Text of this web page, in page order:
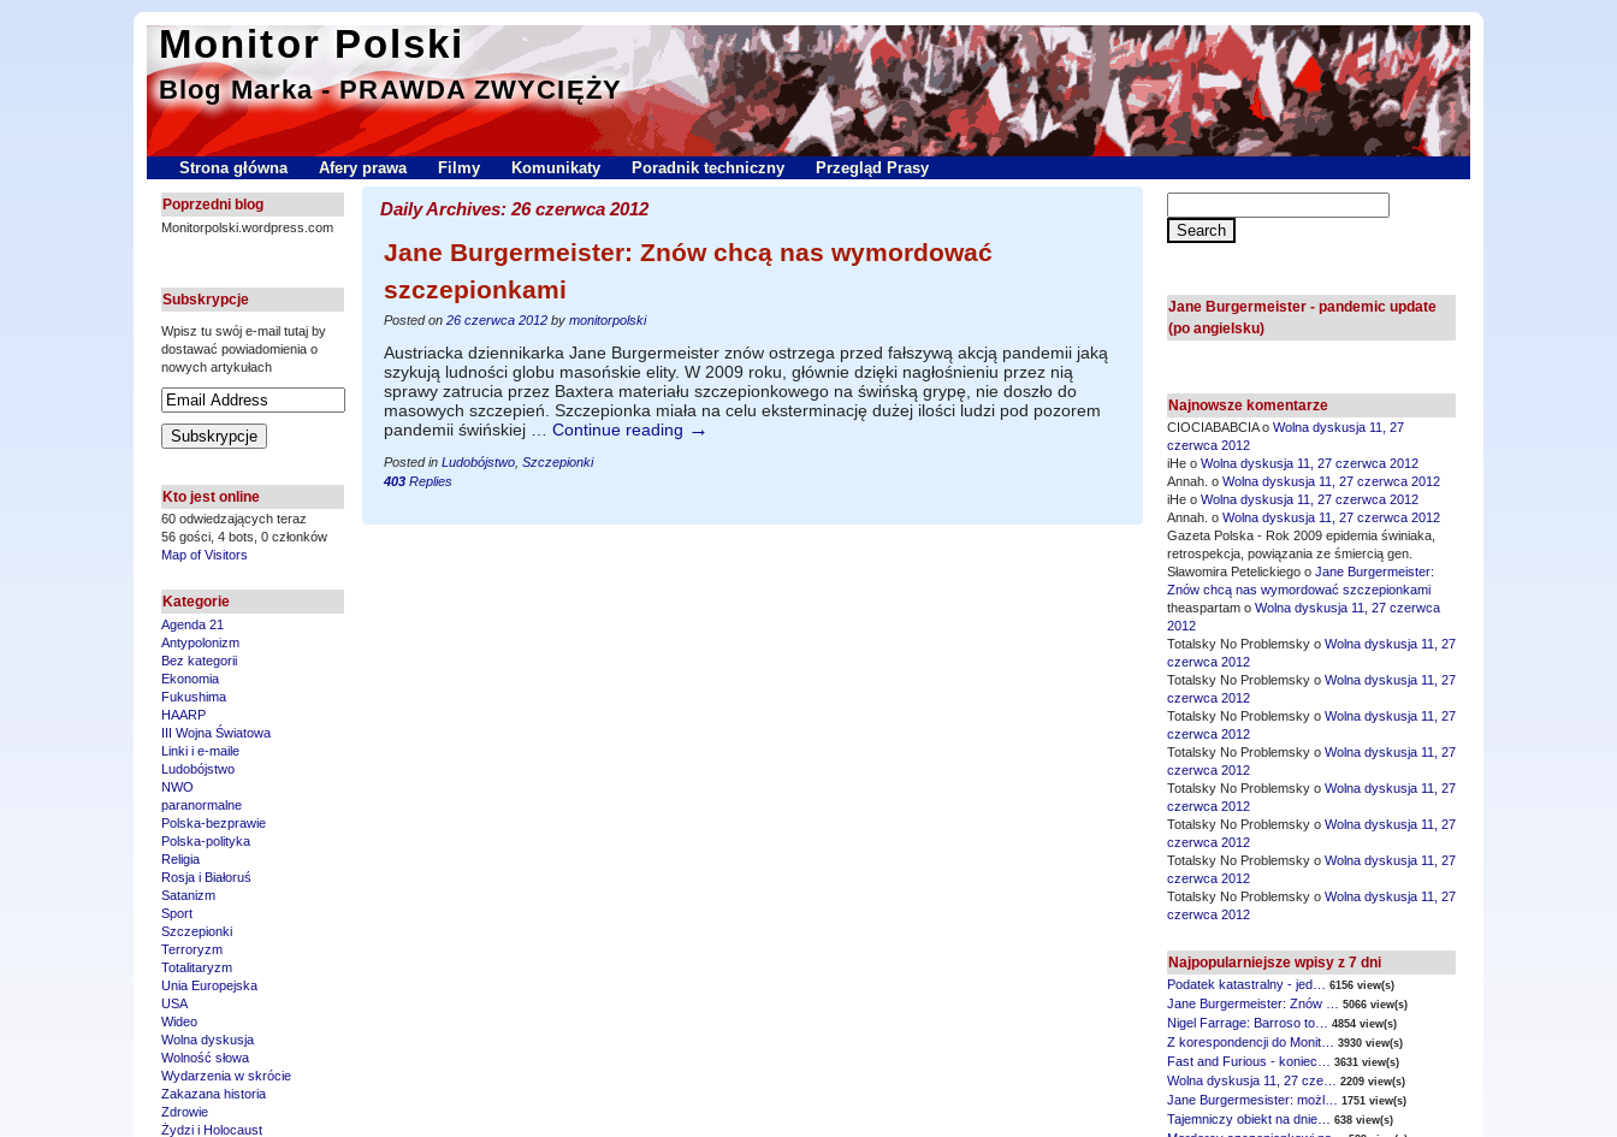
Monitor Polski
Blog Marka - PRAWDA ZWYCIĘŻY
Strona główna Afery prawa Filmy Komunikaty Poradnik techniczny Przegląd Prasy
Poprzedni blog
Monitorpolski.wordpress.com
Subskrypcje
Wpisz tu swój e-mail tutaj by
dostawać powiadomienia o
nowych artykułach
Kto jest online
60 odwiedzających teraz
56 gości, 4 bots, 0 członków
Map of Visitors
Kategorie
Agenda 21
Antypolonizm
Bez kategorii
Ekonomia
Fukushima
HAARP
III Wojna Światowa
Linki i e-maile
Ludobójstwo
NWO
paranormalne
Polska-bezprawie
Polska-polityka
Religia
Rosja i Białoruś
Satanizm
Sport
Szczepionki
Terroryzm
Totalitaryzm
Unia Europejska
USA
Wideo
Wolna dyskusja
Wolność słowa
Wydarzenia w skrócie
Zakazana historia
Zdrowie
Żydzi i Holocaust
Daily Archives: 26 czerwca 2012
Jane Burgermeister: Znów chcą nas wymordować
szczepionkami
Posted on 26 czerwca 2012 by monitorpolski
Austriacka dziennikarka Jane Burgermeister znów ostrzega przed fałszywą akcją pandemii jaką
szykują ludności globu masońskie elity. W 2009 roku, głównie dzięki nagłośnieniu przez nią
sprawy zatrucia przez Baxtera materiału szczepionkowego na świńską grypę, nie doszło do
masowych szczepień. Szczepionka miała na celu eksterminację dużej ilości ludzi pod pozorem
pandemii świńskiej … Continue reading →
Posted in Ludobójstwo Szczepionki
403 Replies
Jane Burgermeister - pandemic update
(po angielsku)
Najnowsze komentarze
CIOCIABABCIA o Wolna dyskusja 11, 27
czerwca 2012
iHe o Wolna dyskusja 11, 27 czerwca 2012
Annah. o Wolna dyskusja 11, 27 czerwca 2012
iHe o Wolna dyskusja 11, 27 czerwca 2012
Annah. o Wolna dyskusja 11, 27 czerwca 2012
Gazeta Polska - Rok 2009 epidemia świniaka,
retrospekcja, powiązania ze śmiercią gen.
Sławomira Petelickiego o Jane Burgermeister:
Znów chcą nas wymordować szczepionkami
theaspartam o Wolna dyskusja 11, 27 czerwca
2012
Totalsky No Problemsky o Wolna dyskusja 11, 27
czerwca 2012
Totalsky No Problemsky o Wolna dyskusja 11, 27
czerwca 2012
Totalsky No Problemsky o Wolna dyskusja 11, 27
czerwca 2012
Totalsky No Problemsky o Wolna dyskusja 11, 27
czerwca 2012
Totalsky No Problemsky o Wolna dyskusja 11, 27
czerwca 2012
Totalsky No Problemsky o Wolna dyskusja 11, 27
czerwca 2012
Totalsky No Problemsky o Wolna dyskusja 11, 27
czerwca 2012
Totalsky No Problemsky o Wolna dyskusja 11, 27
czerwca 2012
Najpopularniejsze wpisy z 7 dni
Podatek katastralny - jed… 6156 view(s)
Jane Burgermeister: Znów … 5066 view(s)
Nigel Farrage: Barroso to… 4854 view(s)
Z korespondencji do Monit… 3930 view(s)
Fast and Furious - koniec… 3631 view(s)
Wolna dyskusja 11, 27 cze… 2209 view(s)
Jane Burgermesister: możl… 1751 view(s)
Tajemniczy obiekt na dnie… 638 view(s)